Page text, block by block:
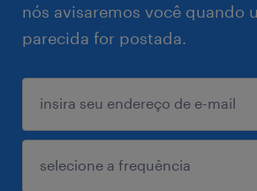
nós avisaremos você quando
parecida for postada.